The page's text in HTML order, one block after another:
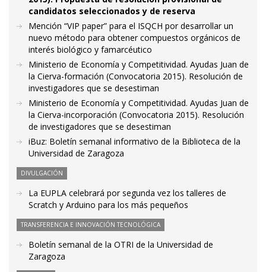
candidatos seleccionados y de reserva
Mención “VIP paper” para el ISQCH por desarrollar un
nuevo método para obtener compuestos orgánicos de
interés biológico y famarcéutico
Ministerio de Economía y Competitividad. Ayudas Juan de
la Cierva-formación (Convocatoria 2015). Resolución de
investigadores que se desestiman
Ministerio de Economía y Competitividad. Ayudas Juan de
la Cierva-incorporación (Convocatoria 2015). Resolución
de investigadores que se desestiman
iBuz: Boletín semanal informativo de la Biblioteca de la
Universidad de Zaragoza
DIVULGACIÓN
La EUPLA celebrará por segunda vez los talleres de
Scratch y Arduino para los más pequeños
TRANSFERENCIA E INNOVACIÓN TECNOLÓGICA
Boletín semanal de la OTRI de la Universidad de
Zaragoza